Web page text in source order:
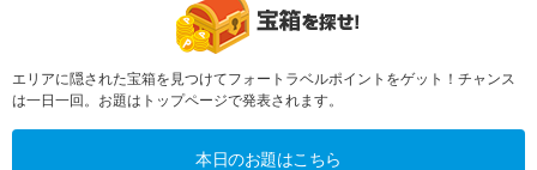
エリアに隠された宝箱を見つけてフォートラベルポイントをゲット！チャンス
は一日一回。お題はトップページで発表されます。
本日のお題はこちら